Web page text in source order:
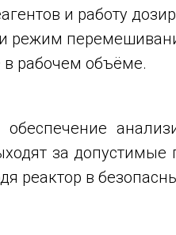
и работу
и режим
рабочем объёме.
обеспечение
за допустимые
реактор в